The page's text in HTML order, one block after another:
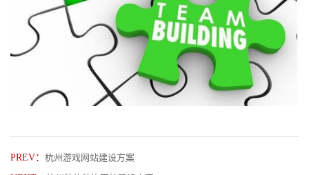
PREV： 杭州游戏网站建设方案